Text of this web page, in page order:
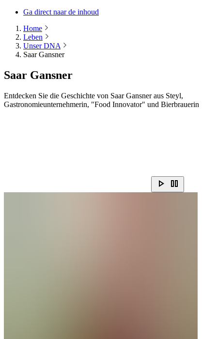
Ga direct naar de inhoud
Home
Leben
Unser DNA
Saar Gansner
Saar Gansner
Entdecken Sie die Geschichte von Saar Gansner aus Steyl,
Gastronomieunternehmerin, "Food Innovator" und Bierbrauerin